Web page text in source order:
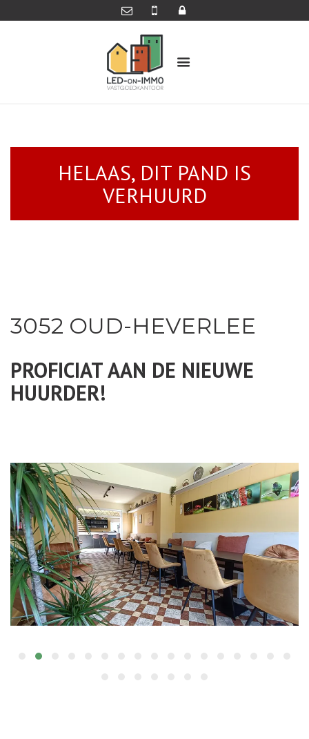
HELAAS, DIT PAND IS
VERHUURD
3052 OUD-HEVERLEE
PROFICIAT AAN DE NIEUWE
HUURDER!